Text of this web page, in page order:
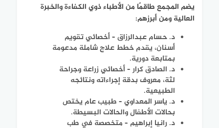
يضم المجمع طاقمًا من الأطباء ذوي الكفاءة والخبرة
العالية ومن أبرزهم:
د. حسام عبدالرزاق – أخصائي تقويم
أسنان، يقدم خطط علاج شاملة مدعومة
بمتابعة دورية.
د. الصادق كرار – أخصائي زراعة وجراحة
لثة، معروف بدقة إجراءاته ونتائجه
الطبيعية.
د. ياسر المعداوي – طبيب عام يختص
بحالات الأطفال والحالات البسيطة.
د. رانيا إبراهيم – متخصصة في طب